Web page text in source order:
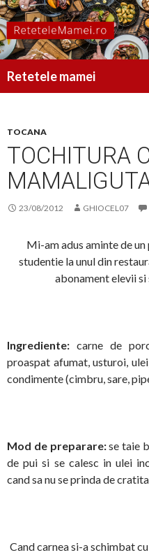
Retetele mamei
TOCANA
TOCHITURA
23/08/2012 GHIOCEL07
Mi-am adus aminte de
studentie la unul din
abonament elevii
Ingrediente: carne de
proaspat afumat, usturoi,
condimente (cimbru, sare,
Mod de preparare:se taie
de pui si se calesc in ulei
cand sa nu se prinda de
Cand carnea si-a schimbat